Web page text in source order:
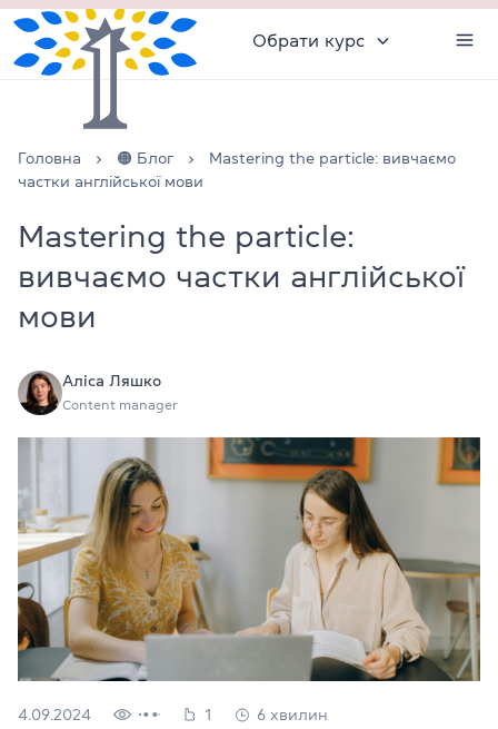
Обрати курс
Головна 🟠 Блог
Mastering the particle: вивчаємо
частки англійської мови
Mastering the particle:
вивчаємо частки англійської
мови
Аліса Ляшко
Content manager
4.09.2024 1 6 хвилин